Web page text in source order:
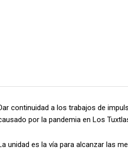
continuidad a los trabajos de
por la pandemia en Los
unidad es la vía para alcanzar las